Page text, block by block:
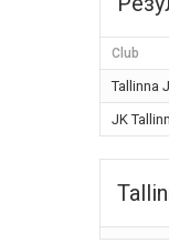
Club
Tallinna
JK